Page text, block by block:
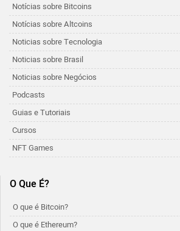
Notícias sobre Bitcoins
Notícias sobre Altcoins
Noticias sobre Tecnologia
Noticias sobre Brasil
Noticias sobre Negócios
Podcasts
Guias e Tutoriais
Cursos
NFT Games
O Que É?
O que é Bitcoin?
O que é Ethereum?